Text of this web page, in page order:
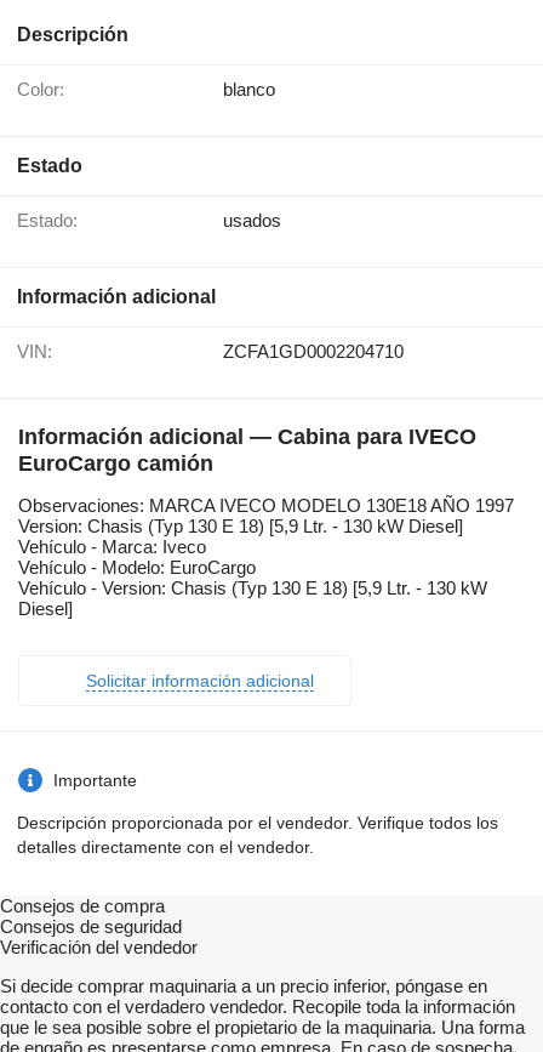
Descripción
Color: blanco
Estado
Estado: usados
Información adicional
VIN: ZCFA1GD0002204710
Información adicional — Cabina para IVECO
EuroCargo camión
Observaciones: MARCA IVECO MODELO 130E18 AÑO 1997
Version: Chasis (Typ 130 E 18) [5,9 Ltr. - 130 kW Diesel]
Vehículo - Marca: Iveco
Vehículo - Modelo: EuroCargo
Vehículo - Version: Chasis (Typ 130 E 18) [5,9 Ltr. - 130 kW
Diesel]
Solicitar información adicional
Importante
Descripción proporcionada por el vendedor. Verifique todos los
detalles directamente con el vendedor.
Consejos de compra
Consejos de seguridad
Verificación del vendedor
Si decide comprar maquinaria a un precio inferior, póngase en
contacto con el verdadero vendedor. Recopile toda la información
que le sea posible sobre el propietario de la maquinaria. Una forma